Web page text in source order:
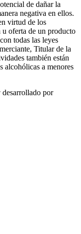
de dañar la
negativa en ellos.
virtud de los
u oferta de un producto
todas las leyes
Titular de la
también están
alcohólicas a menores
desarrollado por